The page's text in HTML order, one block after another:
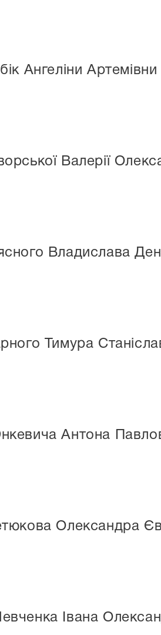
Ангеліни Артемівни
Валерії
Владислава
Тимура
Антона
Олександра
Івана